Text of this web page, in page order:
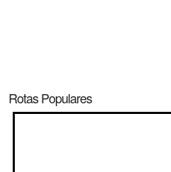
Rotas Populares